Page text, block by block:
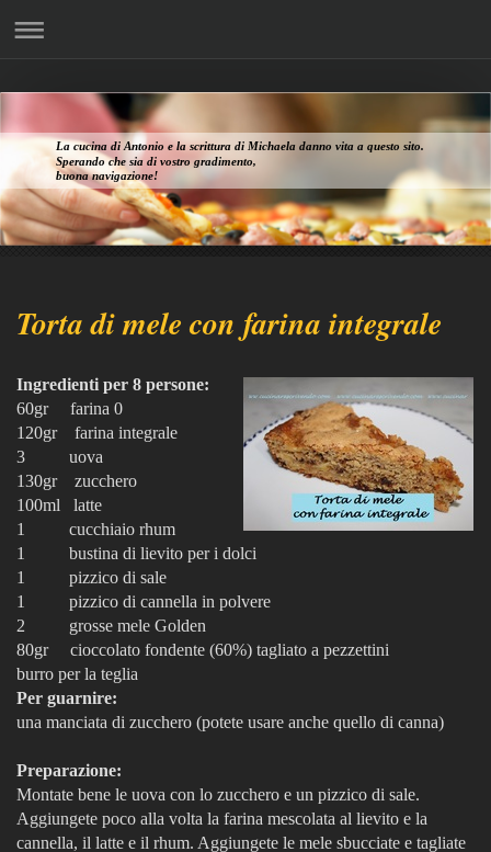
La cucina di Antonio e la scrittura di Michaela danno vita a questo sito.
Sperando che sia di vostro gradimento,
buona navigazione!
Torta di mele con farina integrale
Ingredienti per 8 persone:
60gr farina 0
120gr farina integrale
3 uova
130gr zucchero
100ml latte
1 cucchiaio rhum
1 bustina di lievito per i dolci
1 pizzico di sale
1 pizzico di cannella in polvere
2 grosse mele Golden
80gr cioccolato fondente (60%) tagliato a pezzettini
burro per la teglia
Per guarnire:
una manciata di zucchero (potete usare anche quello di canna)
Preparazione:
Montate bene le uova con lo zucchero e un pizzico di sale.
Aggiungete poco alla volta la farina mescolata al lievito e la
cannella, il latte e il rhum. Aggiungete le mele sbucciate e tagliate